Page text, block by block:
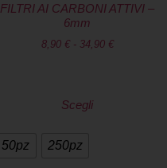
FILTRI AI CARBONI ATTIVI –
6mm
8,90 € - 34,90 €
Scegli
50pz 250pz